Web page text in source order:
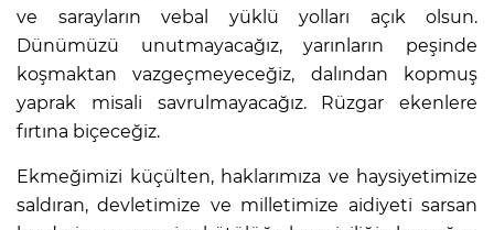
ve sarayların vebal yüklü yolları açık olsun.
Dünümüzü unutmayacağız, yarınların peşinde
koşmaktan vazgeçmeyeceğiz, dalından kopmuş
yaprak misali savrulmayacağız. Rüzgar ekenlere
fırtına biçeceğiz.
Ekmeğimizi küçülten, haklarımıza ve haysiyetimize
saldıran, devletimize ve milletimize aidiyeti sarsan